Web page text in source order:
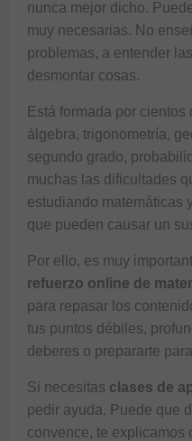
nunca mejor dicho.
muy necesarias. No
problemas, a entender
desmontar cosas.
Está formada por
álgebra, trigonometría,
segundo grado,
muchas las dificultades
estudiando matemáticas
que pueden causar un
Por ello, es muy
refuerzo online de
para repasar los
tus puntos débiles,
deberes o prepararte
Si necesitas clases de
pedir ayuda. Puede que
convence, te explicamos